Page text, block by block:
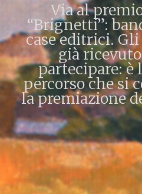
Via al
“Brignetti”:
case editrici.
già
partecipare: è
percorso che si
la premiazione